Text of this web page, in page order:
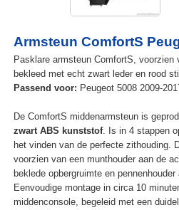
Armsteun ComfortS
Pasklare armsteun ComfortS,
bekleed met echt zwart leder en rood
Passend voor: Peugeot 5008 2009-
De ComfortS middenarmsteun is
zwart ABS kunststof. Is in 4 stappen
het vinden van de perfecte zithouding.
voorzien van een munthouder aan de
beklede opbergruimte en
Eenvoudige montage in circa 10
middenconsole, begeleid met een